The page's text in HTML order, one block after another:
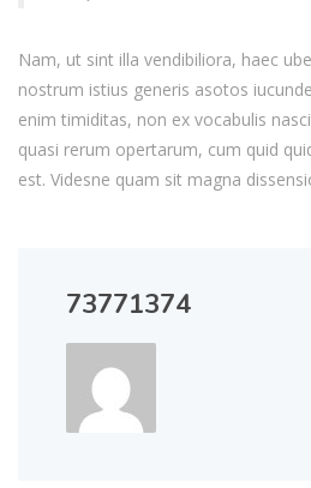
Nam, ut sint illa vendibiliora, haec
nostrum istius generis asotos
enim timiditas, non ex vocabulis
quasi rerum opertarum, cum quid
est. Videsne quam sit magna
73771374